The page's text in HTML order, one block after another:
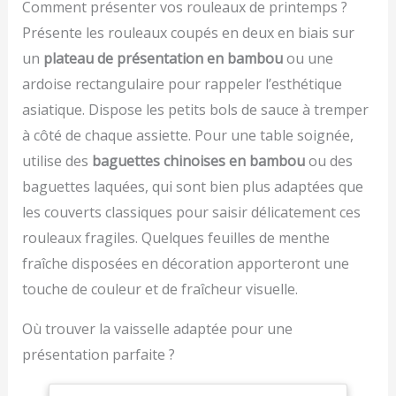
légumes sautés, les
nombreux autres plats.
plat un goût prononcé
avec une note
légèrement sucrée, ce
qui fait de chaque repas
une expérience gustative
particulière. Découvrez
les saveurs de l'Asie avec
piquante de Flying
Goose Brand - idéale
pour assaisonner,
Connue dans les
restaurants asiatiques,
cette sauce culinaire est
également idéale pour
de viande ainsi que les
Comment présenter vos rouleaux de printemps ?
Présente les rouleaux coupés en deux en biais sur
un plateau de présentation en bambouou une
ardoise rectangulaire pour rappeler l’esthétique
asiatique. Dispose les petits bols de sauce à tremper
à côté de chaque assiette. Pour une table soignée,
utilise des baguettes chinoises en bambouou des
baguettes laquées, qui sont bien plus adaptées que
les couverts classiques pour saisir délicatement ces
rouleaux fragiles. Quelques feuilles de menthe
fraîche disposées en décoration apporteront une
touche de couleur et de fraîcheur visuelle.
Où trouver la vaisselle adaptée pour une
présentation parfaite ?